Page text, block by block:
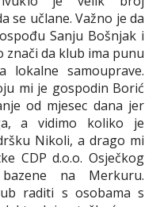
se učlane. Važno je da
Sanju Bošnjak i
znači da klub ima punu
lokalne samouprave.
mi je gospodin Borić
od mjesec dana jer
a vidimo koliko je
Nikoli, a drago mi
CDP d.o.o. Osječkog
na Merkuru.
raditi s osobama s